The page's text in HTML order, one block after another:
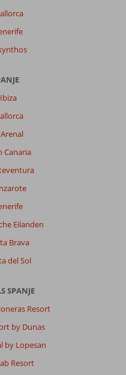
Canaria
Eilanden
Brava
del Sol
SPANJE
Resort
by Dunas
by Lopesan
Resort